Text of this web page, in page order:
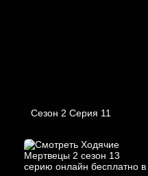
Сезон 2 Серия 11